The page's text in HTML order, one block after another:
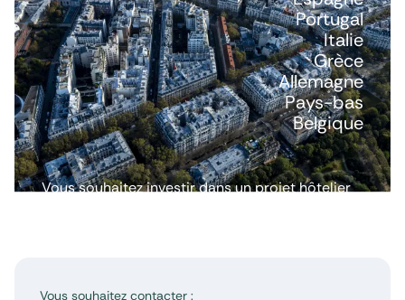
Portugal
Italie
Grèce
Allemagne
Pays-bas
Belgique
Vous souhaitez investir dans un projet hôtelier